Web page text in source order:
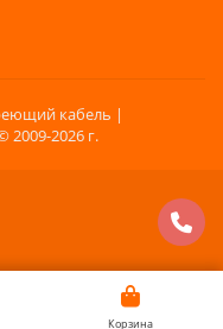
кабель |
2026 г.
Корзина